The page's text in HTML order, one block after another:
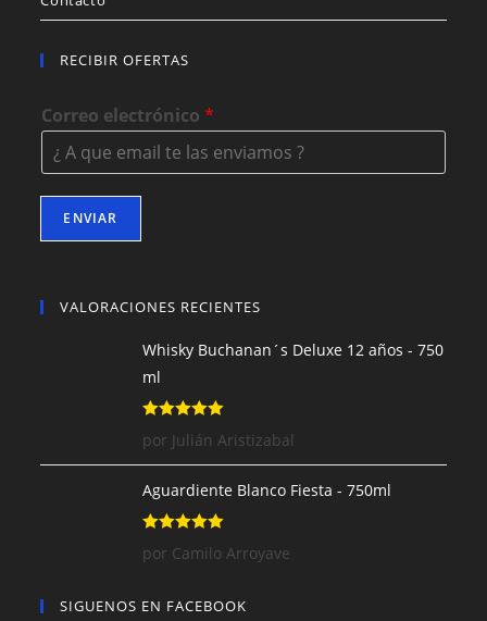
RECIBIR OFERTAS
Correo electrónico*
ENVIAR
VALORACIONES RECIENTES
Whisky Buchanan´s Deluxe 12 años - 750
ml
Valorado con
por Julián Aristizabal
Aguardiente Blanco Fiesta - 750ml
Valorado con
por Camilo Arroyave
SIGUENOS EN FACEBOOK